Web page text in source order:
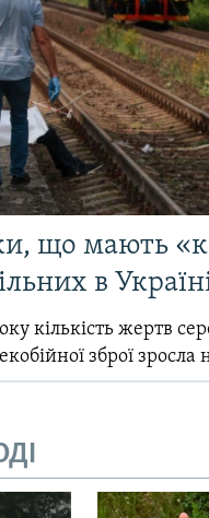
що мають
в
кількість жертв
зброї зросла